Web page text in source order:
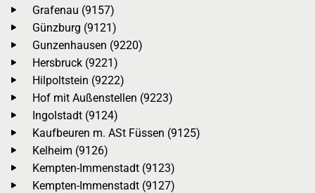
Grafenau (9157)
Günzburg (9121)
Gunzenhausen (9220)
Hersbruck (9221)
Hilpoltstein (9222)
Hof mit Außenstellen (9223)
Ingolstadt (9124)
Kaufbeuren m. ASt Füssen (9125)
Kelheim (9126)
Kempten-Immenstadt (9123)
Kempten-Immenstadt (9127)